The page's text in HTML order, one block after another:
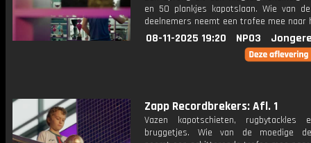
en 50 plankjes kapotslaan. Wie van
deelnemers neemt een trofee mee naar
08-11-2025 19:20 NPO3
Zapp Recordbrekers: Afl. 1
Vazen kapotschieten, rugbytackles
bruggetjes. Wie van de moedige